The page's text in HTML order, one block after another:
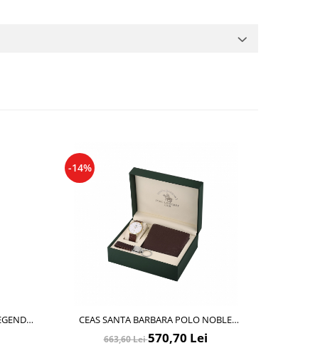
-14%
CEAS SANTA BARBARA POLO NOBLE
SB.8.10009.5
663,60 Lei570,70 Lei